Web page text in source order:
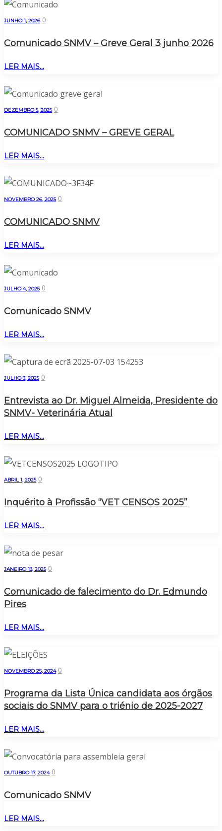
JUNHO 1, 2026 0
Comunicado SNMV – Greve Geral 3 junho 2026
LER MAIS...
DEZEMBRO 5, 2025 0
COMUNICADO SNMV – GREVE GERAL
LER MAIS...
NOVEMBRO 26, 2025 0
COMUNICADO SNMV
LER MAIS...
JULHO 4, 2025 0
Comunicado SNMV
LER MAIS...
JULHO 3, 2025 0
Entrevista ao Dr. Miguel Almeida, Presidente do
SNMV- Veterinária Atual
LER MAIS...
ABRIL 1, 2025 0
Inquérito à Profissão “VET CENSOS 2025”
LER MAIS...
JANEIRO 13, 2025 0
Comunicado de falecimento do Dr. Edmundo
Pires
LER MAIS...
NOVEMBRO 25, 2024 0
Programa da Lista Única candidata aos órgãos
sociais do SNMV para o triénio de 2025-2027
LER MAIS...
OUTUBRO 17, 2024 0
Comunicado SNMV
LER MAIS...